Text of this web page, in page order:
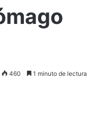
460 1 minuto de lectura